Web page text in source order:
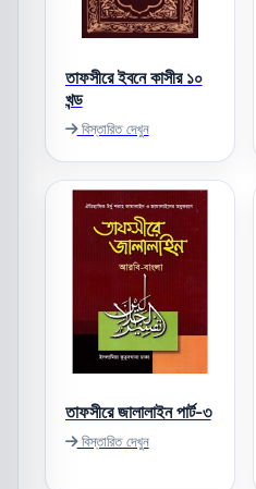
তাফসীরে ইবনে কাসীর ১০
খন্ড
বিস্তারিত দেখুন
তাফসীরে জালালাইন পার্ট-৩
বিস্তারিত দেখুন